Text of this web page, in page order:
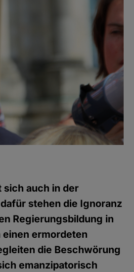
auch in der
stehen die Ignoranz
Regierungsbildung in
einen ermordeten
die Beschwörung
emanzipatorisch